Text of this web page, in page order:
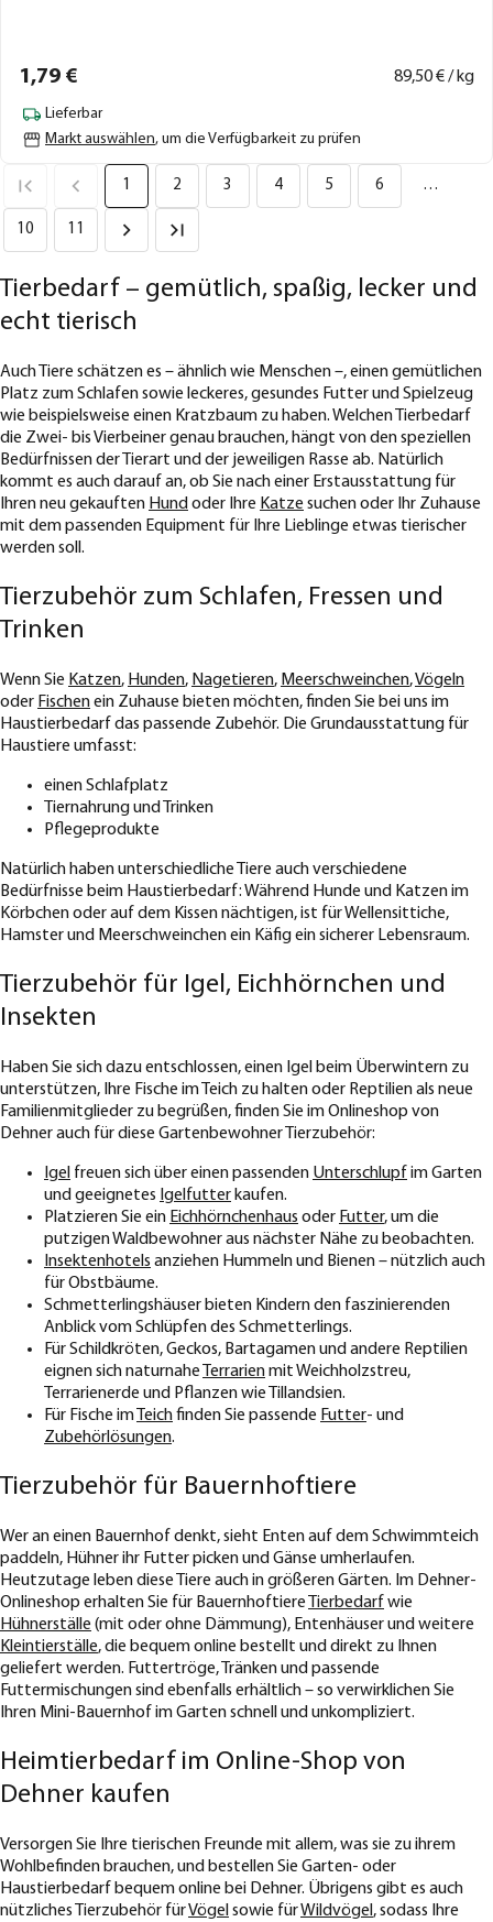
1,79 € 89,50€ / kg
Lieferbar
Markt auswählen, um die Verfügbarkeit zu prüfen
1 2 3 4 5 6 …
10 11
Tierbedarf – gemütlich, spaßig, lecker und
echt tierisch
Auch Tiere schätzen es – ähnlich wie Menschen –, einen gemütlichen
Platz zum Schlafen sowie leckeres, gesundes Futter und Spielzeug
wie beispielsweise einen Kratzbaum zu haben. Welchen Tierbedarf
die Zwei- bis Vierbeiner genau brauchen, hängt von den speziellen
Bedürfnissen der Tierart und der jeweiligen Rasse ab. Natürlich
kommt es auch darauf an, ob Sie nach einer Erstausstattung für
Ihren neu gekauften Hundoder Ihre Katze suchen oder Ihr Zuhause
mit dem passenden Equipment für Ihre Lieblinge etwas tierischer
werden soll.
Tierzubehör zum Schlafen, Fressen und
Trinken
Wenn Sie Katzen, Hunden, Nagetieren, Meerschweinchen,Vögeln
oder Fischenein Zuhause bieten möchten, finden Sie bei uns im
Haustierbedarf das passende Zubehör. Die Grundausstattung für
Haustiere umfasst:
einen Schlafplatz
Tiernahrung und Trinken
Pflegeprodukte
Natürlich haben unterschiedliche Tiere auch verschiedene
Bedürfnisse beim Haustierbedarf: Während Hunde und Katzen im
Körbchen oder auf dem Kissen nächtigen, ist für Wellensittiche,
Hamster und Meerschweinchen ein Käfig ein sicherer Lebensraum.
Tierzubehör für Igel, Eichhörnchen und
Insekten
Haben Sie sich dazu entschlossen, einen Igel beim Überwintern zu
unterstützen, Ihre Fische im Teich zu halten oder Reptilien als neue
Familienmitglieder zu begrüßen, finden Sie im Onlineshop von
Dehner auch für diese Gartenbewohner Tierzubehör:
Igel freuen sich über einen passenden Unterschlupf im Garten
und geeignetes Igelfutter kaufen.
Platzieren Sie ein Eichhörnchenhaus oder Futter, um die
putzigen Waldbewohner aus nächster Nähe zu beobachten.
Insektenhotels anziehen Hummeln und Bienen – nützlich auch
für Obstbäume.
Schmetterlingshäuser bieten Kindern den faszinierenden
Anblick vom Schlüpfen des Schmetterlings.
Für Schildkröten, Geckos, Bartagamen und andere Reptilien
eignen sich naturnahe
Terrarienmit Weichholzstreu,
Terrarienerde und Pflanzen wie Tillandsien.
Für Fische im Teichfinden Sie passende Futter- und
Zubehörlösungen.
Tierzubehör für Bauernhoftiere
Wer an einen Bauernhof denkt, sieht Enten auf dem Schwimmteich
paddeln, Hühner ihr Futter picken und Gänse umherlaufen.
Heutzutage leben diese Tiere auch in größeren Gärten. Im Dehner-
Onlineshop erhalten Sie für Bauernhoftiere
Tierbedarf wie
Hühnerställe (mit oder ohne Dämmung), Entenhäuser und weitere
Kleintierställe, die bequem online bestellt und direkt zu Ihnen
geliefert werden. Futtertröge, Tränken und passende
Futtermischungen sind ebenfalls erhältlich – so verwirklichen Sie
Ihren Mini-Bauernhof im Garten schnell und unkompliziert.
Heimtierbedarf im Online-Shop von
Dehner kaufen
Versorgen Sie Ihre tierischen Freunde mit allem, was sie zu ihrem
Wohlbefinden brauchen, und bestellen Sie Garten- oder
Haustierbedarf bequem online bei Dehner. Übrigens gibt es auch
nützliches Tierzubehör fürVögel sowie fürWildvögel , sodass Ihre